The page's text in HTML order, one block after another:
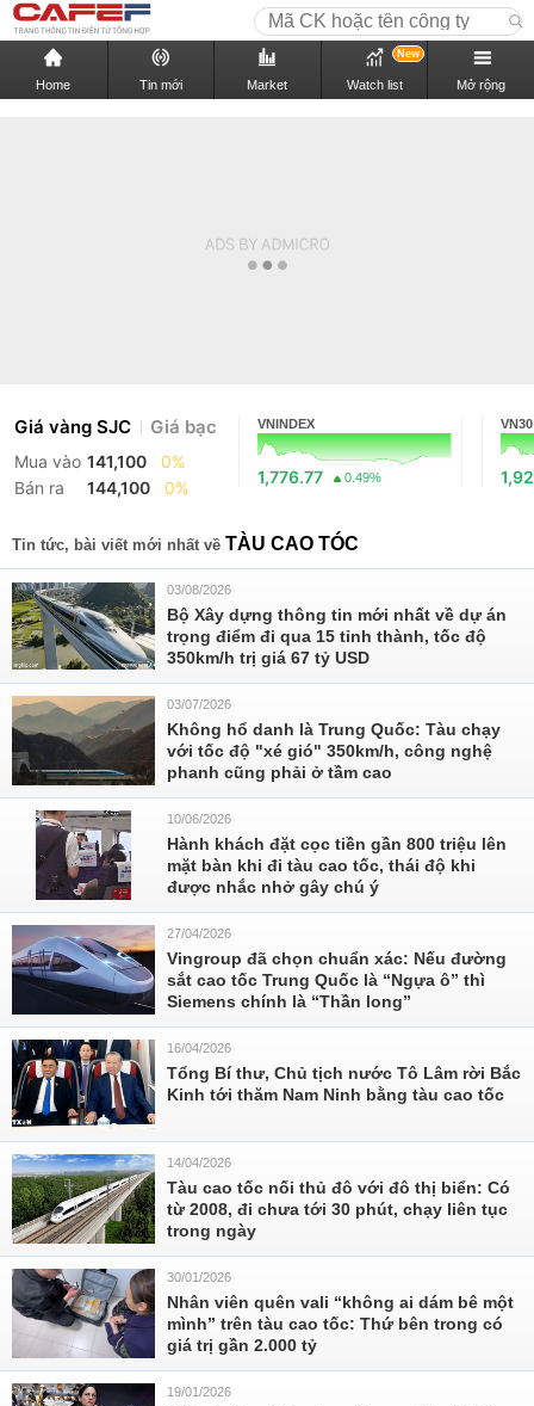
Home Tin mới Market Watch list
New
Mở rộng
Giá vàng SJC Giá bạc
Mua vào 141,100
0%
Bán ra
144,100 0%
VNINDEX
1,776.77 0.49%
VN30
Tin tức, bài viết mới nhất về TÀU CAO TÓC
03/08/2026
Bộ Xây dựng thông tin mới nhất về dự án
trọng điểm đi qua 15 tỉnh thành, tốc độ
350km/h trị giá 67 tỷ USD
03/07/2026
Không hổ danh là Trung Quốc: Tàu chạy
với tốc độ "xé gió" 350km/h, công nghệ
phanh cũng phải ở tầm cao
10/06/2026
Hành khách đặt cọc tiền gần 800 triệu lên
mặt bàn khi đi tàu cao tốc, thái độ khi
được nhắc nhở gây chú ý
27/04/2026
Vingroup đã chọn chuẩn xác: Nếu đường
sắt cao tốc Trung Quốc là “Ngựa ô” thì
Siemens chính là “Thần long”
16/04/2026
Tổng Bí thư, Chủ tịch nước Tô Lâm rời Bắc
Kinh tới thăm Nam Ninh bằng tàu cao tốc
14/04/2026
Tàu cao tốc nối thủ đô với đô thị biển: Có
từ 2008, đi chưa tới 30 phút, chạy liên tục
trong ngày
30/01/2026
Nhân viên quên vali “không ai dám bê một
mình” trên tàu cao tốc: Thứ bên trong có
giá trị gần 2.000 tỷ
19/01/2026